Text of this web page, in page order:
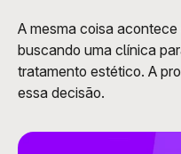
A mesma coisa
buscando uma clínica
tratamento estético. A
essa decisão.